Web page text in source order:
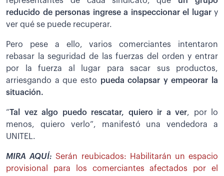
reducido de personas ingrese a inspeccionar el lugary
ver qué se puede recuperar.
Pero pese a ello, varios comerciantes intentaron
rebasar la seguridad de las fuerzas del orden y entrar
por la fuerza al lugar para sacar sus productos,
arriesgando a que esto pueda colapsar y empeorar la
situación.
“Tal vez algo puedo rescatar, quiero ir a ver, por lo
menos, quiero verlo”, manifestó una vendedora a
UNITEL.
MIRA AQUÍ:Serán reubicados: Habilitarán un espacio
provisional para los comerciantes afectados por el